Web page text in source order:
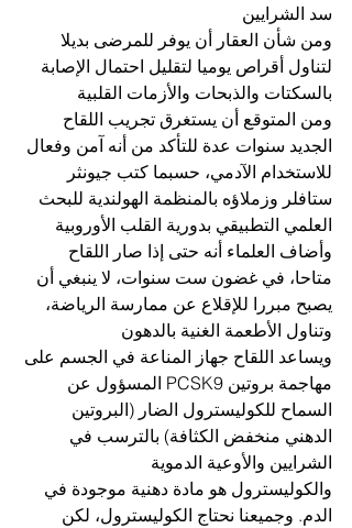
سد الشرايين
ومن شأن العقار أن يوفر للمرضى بديلا
لتناول أقراص يوميا لتقليل احتمال الإصابة
بالسكتات والذبحات والأزمات القلبية
ومن المتوقع أن يستغرق تجريب اللقاح
الجديد سنوات عدة للتأكد من أنه آمن وفعال
للاستخدام الآدمي، حسبما كتب جيونثر
ستافلر وزملاؤه بالمنظمة الهولندية للبحث
العلمي التطبيقي بدورية القلب الأوروبية
وأضاف العلماء أنه حتى إذا صار اللقاح
متاحا، في غضون ست سنوات، لا ينبغي أن
يصبح مبررا للإقلاع عن ممارسة الرياضة،
وتناول الأطعمة الغنية بالدهون
ويساعد اللقاح جهاز المناعة في الجسم على
مهاجمة بروتين PCSK9 المسؤول عن
السماح للكوليسترول الضار (البروتين
الدهني منخفض الكثافة) بالترسب في
الشرايين والأوعية الدموية
والكوليسترول هو مادة دهنية موجودة في
الدم. وجميعنا نحتاج الكوليسترول، لكن